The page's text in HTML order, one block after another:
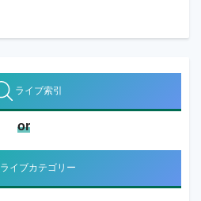
ライブ索引
or
ライブカテゴリー